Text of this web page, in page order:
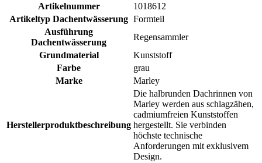
Artikelnummer
1018612
Artikeltyp Dachentwässerung Formteil
Ausführung
Dachentwässerung
Regensammler
Grundmaterial
Kunststoff
Farbe
grau
Marke
Marley
Herstellerproduktbeschreibung
Die halbrunden Dachrinnen von
Marley werden aus schlagzähen,
cadmiumfreien Kunststoffen
hergestellt. Sie verbinden
höchste technische
Anforderungen mit exklusivem
Design.